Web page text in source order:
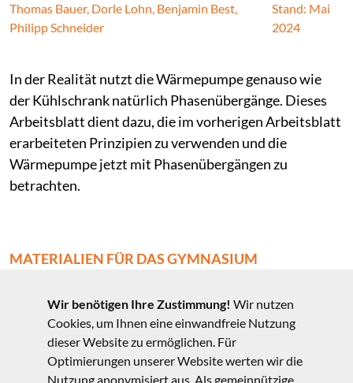
Thomas Bauer, Dorle Lohn, Benjamin Best,
Philipp Schneider
Stand: Mai
2024
In der Realität nutzt die Wärmepumpe genauso wie
der Kühlschrank natürlich Phasenübergänge. Dieses
Arbeitsblatt dient dazu, die im vorherigen Arbeitsblatt
erarbeiteten Prinzipien zu verwenden und die
Wärmepumpe jetzt mit Phasenübergängen zu
betrachten.
MATERIALIEN FÜR DAS GYMNASIUM
Lösung (pdf
Quellen (pdf)
Wir benötigen Ihre Zustimmung! Wir nutzen
Cookies, um Ihnen eine einwandfreie Nutzung
dieser Website zu ermöglichen. Für
Optimierungen unserer Website werten wir die
Nutzung anonymisiert aus. Als gemeinnützige